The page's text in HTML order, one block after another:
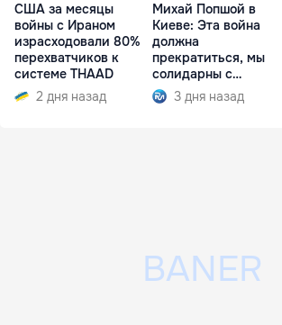
США за месяцы
войны с Ираном
израсходовали 80%
перехватчиков к
системе THAAD
2 дня назад
Михай Попшой в
Киеве: Эта война
должна
прекратиться, мы
солидарны с
Украиной
3 дня назад